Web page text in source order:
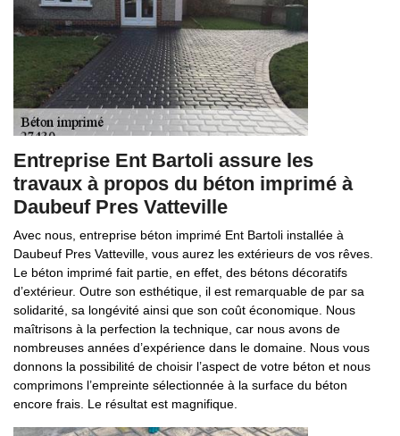
Entreprise Ent Bartoli assure les
travaux à propos du béton imprimé à
Daubeuf Pres Vatteville
Avec nous, entreprise béton imprimé Ent Bartoli installée à
Daubeuf Pres Vatteville, vous aurez les extérieurs de vos rêves.
Le béton imprimé fait partie, en effet, des bétons décoratifs
d’extérieur. Outre son esthétique, il est remarquable de par sa
solidarité, sa longévité ainsi que son coût économique. Nous
maîtrisons à la perfection la technique, car nous avons de
nombreuses années d’expérience dans le domaine. Nous vous
donnons la possibilité de choisir l’aspect de votre béton et nous
comprimons l’empreinte sélectionnée à la surface du béton
encore frais. Le résultat est magnifique.